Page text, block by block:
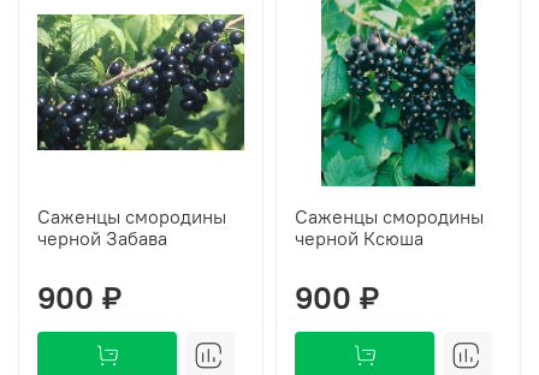
Саженцы смородины
черной Забава
900 ₽
Саженцы смородины
черной Ксюша
900 ₽